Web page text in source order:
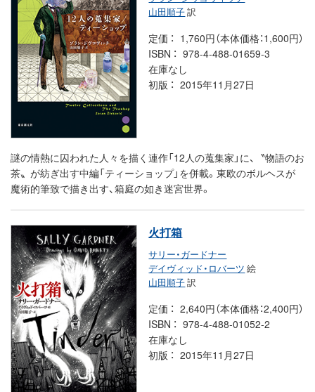
山田順子訳
定価
1,760円（本体価格：1,600円）
ISBN
978-4-488-01659-3
在庫なし
初版
2015年11月27日
謎の情熱に囚われた人々を描く連作「12人の蒐集家」に、〝物語のお
茶〟が紡ぎ出す中編「ティーショップ」を併載。東欧のボルヘスが
魔術的筆致で描き出す、箱庭の如き迷宮世界。
火打箱
サリー・ガードナー
デイヴィッド・ロバーツ 絵
山田順子訳
定価
2,640円（本体価格：2,400円）
ISBN
978-4-488-01052-2
在庫なし
初版
2015年11月27日